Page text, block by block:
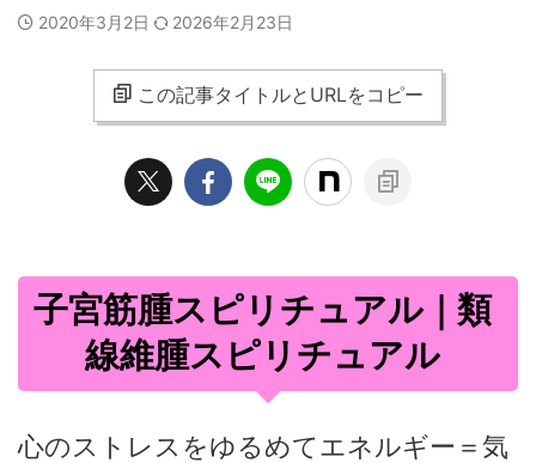
2020年3月2日 2026年2月23日
この記事タイトルとURLをコピー
子宮筋腫スピリチュアル｜類
線維腫スピリチュアル
心のストレスをゆるめてエネルギー＝気